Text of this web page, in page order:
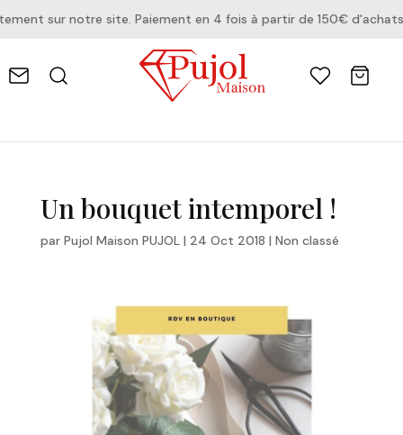
sur notre site. Paiement en 4 fois à partir de 150€ d'achats.
Un bouquet intemporel !
par Pujol Maison PUJOL| 24 Oct 2018 | Non classé